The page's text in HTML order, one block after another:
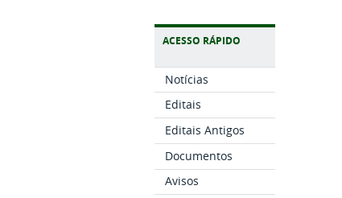
ACESSO RÁPIDO
Notícias
Editais
Editais Antigos
Documentos
Avisos